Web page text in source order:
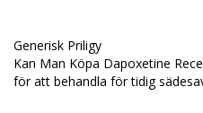
Generisk Priligy
Kan Man Köpa Dapoxetine
för att behandla för tidig